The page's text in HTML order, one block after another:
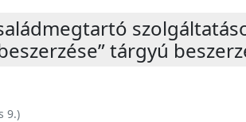
tárgyú
9.)